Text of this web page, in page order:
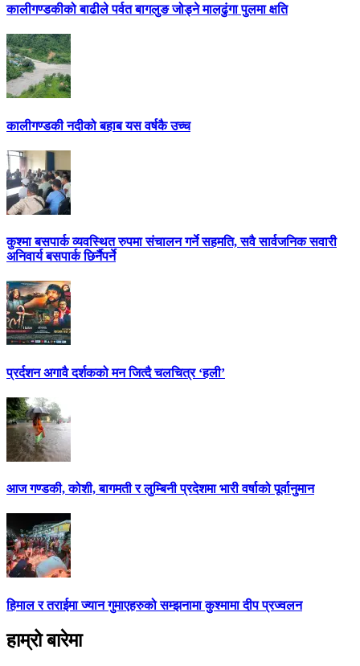
कालीगण्डकीको बाढीले पर्वत बागलुङ जोड्ने मालढुंगा पुलमा क्षति
कालीगण्डकी नदीको बहाब यस वर्षकै उच्च
कुश्मा बसपार्क व्यवस्थित रुपमा संचालन गर्ने सहमति, सवै सार्वजनिक सवारी
अनिवार्य बसपार्क छिर्नैपर्ने
प्रर्दशन अगावै दर्शकको मन जित्दै चलचित्र ‘हली’
आज गण्डकी, कोशी, बागमती र लुम्बिनी प्रदेशमा भारी वर्षाको पूर्वानुमान
हिमाल र तराईमा ज्यान गुमाएहरुको सम्झनामा कुश्मामा दीप प्रज्वलन
हाम्रो बारेमा